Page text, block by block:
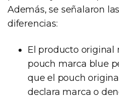
Además, se señalaron
diferencias:
El producto original
pouch marca blue
que el pouch
declara marca o